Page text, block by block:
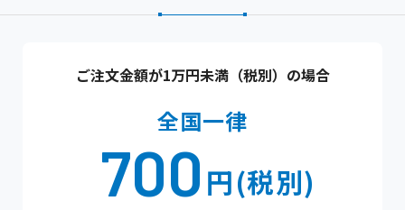
ご注文金額が1万円未満（税別）の場合
全国一律
700 円(税別)